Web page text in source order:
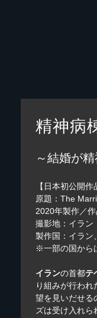
精神病
～結婚が
【日本初公開作
原題：The
2020年製作／
撮影地：イラン
製作国：イラン
※一部の国から
イランの首都テ
り組みが行わ
望を見いだせる
ズは受け入れら